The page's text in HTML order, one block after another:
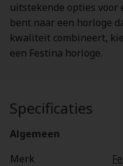
uitstekende opties voor
bent naar een horloge
kwaliteit combineert,
een Festina horloge.
Specificaties
Algemeen
Merk